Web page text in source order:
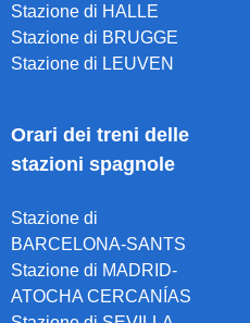
Stazione di HALLE
Stazione di BRUGGE
Stazione di LEUVEN
Orari dei treni delle
stazioni spagnole
Stazione di
BARCELONA-SANTS
Stazione di MADRID-
ATOCHA CERCANÍAS